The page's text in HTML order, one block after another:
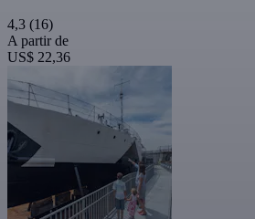
4,3 (16)
A partir de
US$ 22,36